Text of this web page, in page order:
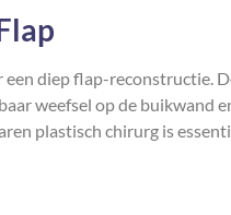
diep flap-reconstructie.
weefsel op de buikwand
plastisch chirurg is